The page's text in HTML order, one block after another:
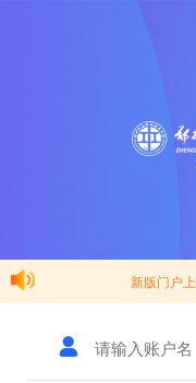
新版门户